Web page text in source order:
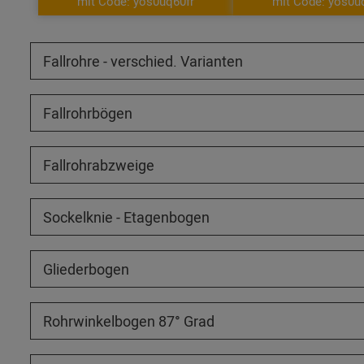
Fallrohre - verschied. Varianten
Fallrohrbögen
Fallrohrabzweige
Sockelknie - Etagenbogen
Gliederbogen
Rohrwinkelbogen 87° Grad